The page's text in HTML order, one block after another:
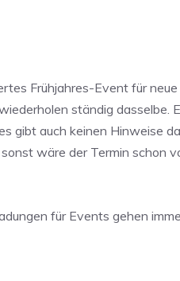
Frühjahres-Event für
ständig
gibt auch keinen Hinweise
wäre der Termin schon
für Events gehen